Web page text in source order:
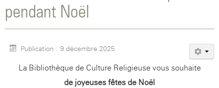
pendant Noël
Publication : 9 décembre 2025
La Bibliothèque de Culture Religieuse vous souhaite
de joyeuses fêtes de Noël